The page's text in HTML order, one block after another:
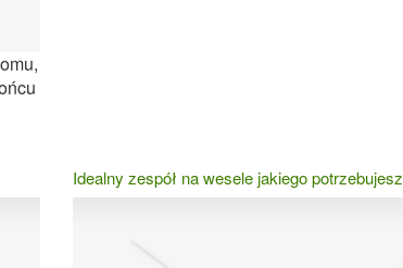
Idealny zespół na wesele jakiego potrzebujesz